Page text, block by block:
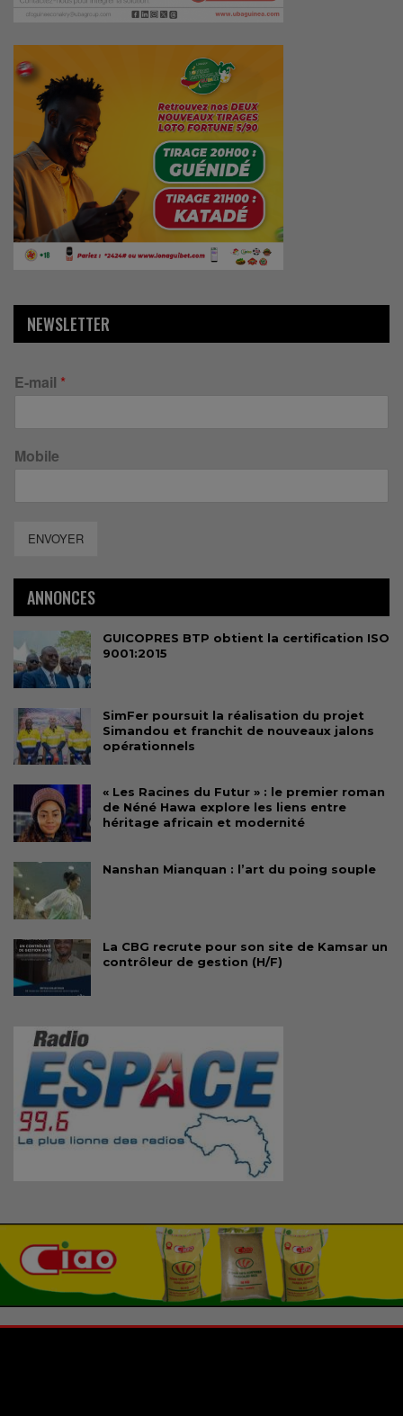
NEWSLETTER
E-mail *
Mobile
ENVOYER
ANNONCES
GUICOPRES BTP obtient la certification ISO
9001:2015
SimFer poursuit la réalisation du projet
Simandou et franchit de nouveaux jalons
opérationnels
« Les Racines du Futur » : le premier roman
de Néné Hawa explore les liens entre
héritage africain et modernité
Nanshan Mianquan : l’art du poing souple
La CBG recrute pour son site de Kamsar un
contrôleur de gestion (H/F)